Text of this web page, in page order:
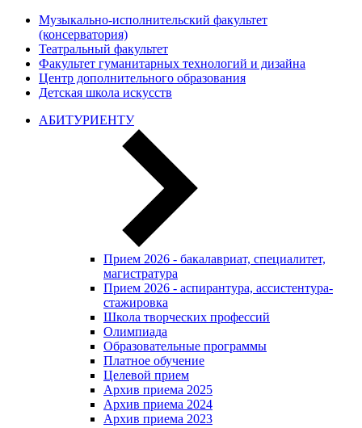
Музыкально-исполнительский факультет
(консерватория)
Театральный факультет
Факультет гуманитарных технологий и дизайна
Центр дополнительного образования
Детская школа искусств
АБИТУРИЕНТУ
Прием 2026 - бакалавриат, специалитет,
магистратура
Прием 2026 - аспирантура, ассистентура-
стажировка
Школа творческих профессий
Олимпиада
Образовательные программы
Платное обучение
Целевой прием
Архив приема 2025
Архив приема 2024
Архив приема 2023